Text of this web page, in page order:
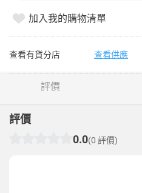
加入我的購物清單
查看有貨分店 查看供應
評價
評價
0.0(0 評價)